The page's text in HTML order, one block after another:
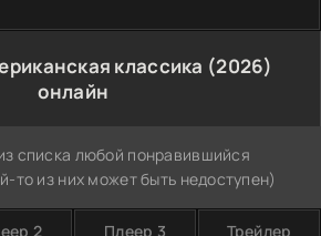
классика (2026)
онлайн
списка любой понравившийся
то из них может быть недоступен)
2 Плеер 3 Трейлер